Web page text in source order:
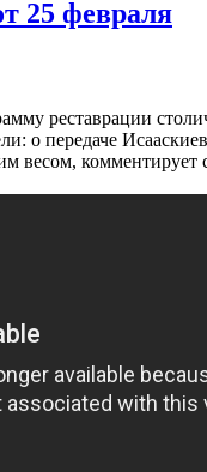
25 февраля
реставрации
о передаче
весом, комментирует